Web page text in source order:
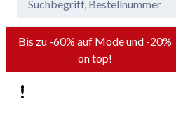
Bis zu -60% auf Mode und -20%
on top!